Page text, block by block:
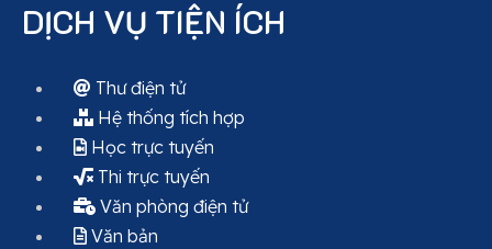
DỊCH VỤ TIỆN ÍCH
Thư điện tử
Hệ thống tích hợp
Học trực tuyến
Thi trực tuyến
Văn phòng điện tử
Văn bản